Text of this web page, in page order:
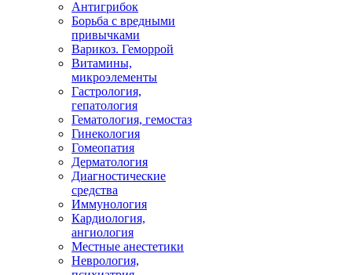
Антигрибок
Борьба с вредными
привычками
Варикоз. Геморрой
Витамины,
микроэлементы
Гастрология,
гепатология
Гематология, гемостаз
Гинекология
Гомеопатия
Дерматология
Диагностические
средства
Иммунология
Кардиология,
ангиология
Местные анестетики
Неврология,